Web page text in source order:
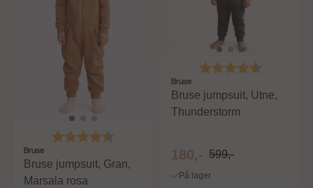
Karakter:
Bruse
Bruse jumpsuit, Gran,
Marsala rosa
Karakter:
Bruse
Bruse jumpsuit, Utne,
Thunderstorm
180,- 599,-
På lager